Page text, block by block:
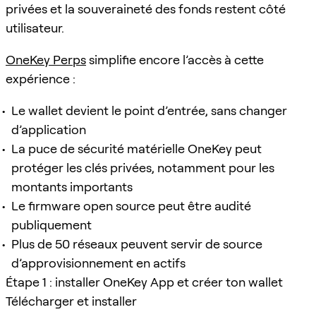
privées et la souveraineté des fonds restent côté
utilisateur.
OneKey Perpssimplifie encore l’accès à cette
expérience :
Le wallet devient le point d’entrée, sans changer
d’application
La puce de sécurité matérielle OneKey peut
protéger les clés privées, notamment pour les
montants importants
Le firmware open source peut être audité
publiquement
Plus de 50 réseaux peuvent servir de source
d’approvisionnement en actifs
Étape 1 : installer OneKey App et créer ton wallet
Télécharger et installer